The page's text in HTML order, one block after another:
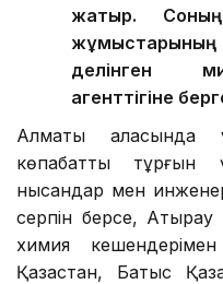
жатыр.
жұмыстарының
делінген
агенттігіне
Алматы қаласында
көпқабатты
нысандар мен
серпін берсе, Атырау
химия
Қазақстан, Батыс